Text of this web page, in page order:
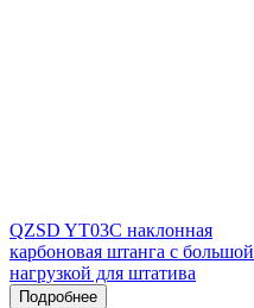
QZSD YT03C наклонная
карбоновая штанга с большой
нагрузкой для штатива
Подробнее